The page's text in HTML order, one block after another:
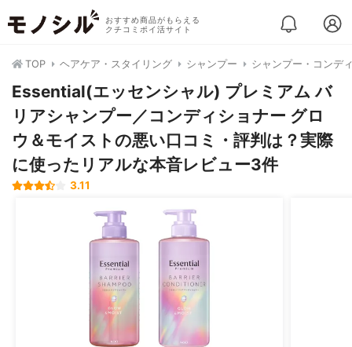
おすすめ商品がもらえる
クチコミポイ活サイト
TOP ヘアケア・スタイリング シャンプー シャンプー・コンデ
Essential(エッセンシャル) プレミアム バ
リアシャンプー／コンディショナー グロ
ウ＆モイストの悪い口コミ・評判は？実際
に使ったリアルな本音レビュー3件
3.11